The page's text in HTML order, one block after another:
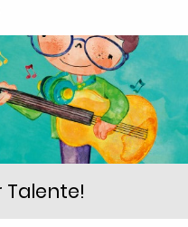
Talente!